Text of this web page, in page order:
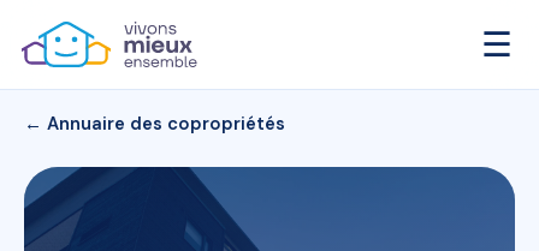
☰
← Annuaire des copropriétés